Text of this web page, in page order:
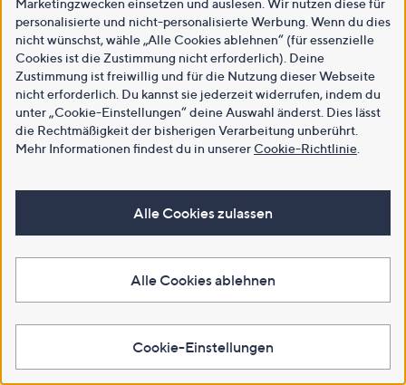
Marketingzwecken einsetzen und auslesen. Wir nutzen diese für
personalisierte und nicht-personalisierte Werbung. Wenn du dies
nicht wünschst, wähle „Alle Cookies ablehnen“ (für essenzielle
Cookies ist die Zustimmung nicht erforderlich). Deine
Zustimmung ist freiwillig und für die Nutzung dieser Webseite
nicht erforderlich. Du kannst sie jederzeit widerrufen, indem du
unter „Cookie-Einstellungen“ deine Auswahl änderst. Dies lässt
die Rechtmäßigkeit der bisherigen Verarbeitung unberührt.
Mehr Informationen findest du in unsererCookie-Richtlinie
Alle Cookies zulassen
Alle Cookies ablehnen
Cookie-Einstellungen